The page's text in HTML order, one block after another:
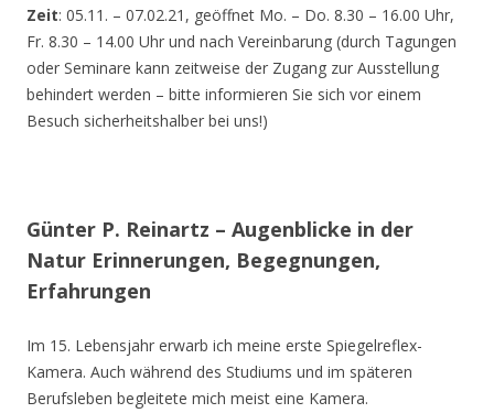
Zeit: 05.11. – 07.02.21, geöffnet Mo. – Do. 8.30 – 16.00 Uhr,
Fr. 8.30 – 14.00 Uhr und nach Vereinbarung (durch Tagungen
oder Seminare kann zeitweise der Zugang zur Ausstellung
behindert werden – bitte informieren Sie sich vor einem
Besuch sicherheitshalber bei uns!)
Günter P. Reinartz – Augenblicke in der
Natur Erinnerungen, Begegnungen,
Erfahrungen
Im 15. Lebensjahr erwarb ich meine erste Spiegelreflex-
Kamera. Auch während des Studiums und im späteren
Berufsleben begleitete mich meist eine Kamera.